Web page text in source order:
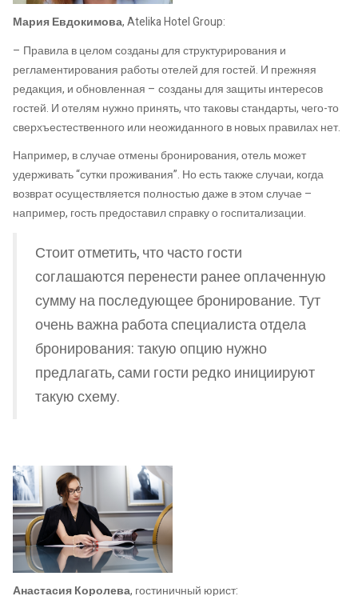
Мария Евдокимова, Atelika Hotel Group:
– Правила в целом созданы для структурирования и
регламентирования работы отелей для гостей. И прежняя
редакция, и обновленная – созданы для защиты интересов
гостей. И отелям нужно принять, что таковы стандарты, чего-то
сверхъестественного или неожиданного в новых правилах нет.
Например, в случае отмены бронирования, отель может
удерживать “сутки проживания”. Но есть также случаи, когда
возврат осуществляется полностью даже в этом случае –
например, гость предоставил справку о госпитализации.
Стоит отметить, что часто гости
соглашаются перенести ранее оплаченную
сумму на последующее бронирование. Тут
очень важна работа специалиста отдела
бронирования: такую опцию нужно
предлагать, сами гости редко инициируют
такую схему.
Анастасия Королева, гостиничный юрист: